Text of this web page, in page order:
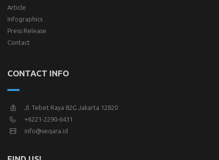
Article
Infographics
Press Release
Contact
CONTACT INFO
Jl. Tebet Raya 82G Jakarta 12820
+6221-2290-6431
info@seqara.id